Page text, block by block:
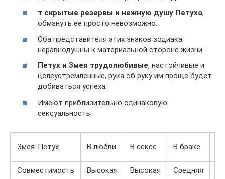
т скрытые резервы и нежную душу Петуха,
обмануть ее просто невозможно.
Оба представителя этих знаков зодиака
неравнодушны к материальной стороне жизни.
Петух и Змея трудолюбивые, настойчивые и
целеустремленные, рука об руку им проще будет
добиваться успеха.
Имеют приблизительно одинаковую
сексуальность.
Змея-Петух В любви В сексе В браке
Совместимость
Высокая Высокая Средняя